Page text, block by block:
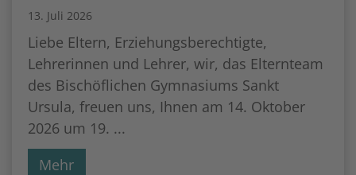
13. Juli 2026
Liebe Eltern, Erziehungsberechtigte,
Lehrerinnen und Lehrer, wir, das Elternteam
des Bischöflichen Gymnasiums Sankt
Ursula, freuen uns, Ihnen am 14. Oktober
2026 um 19. ...
Mehr